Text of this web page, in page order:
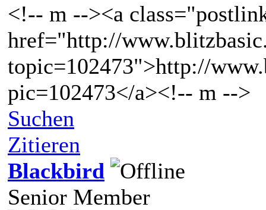
<!-- m --><a
href="http://
topic=102473">http://
pic=102473</a><!-- m -->
Suchen
Zitieren
Blackbird
Senior Member